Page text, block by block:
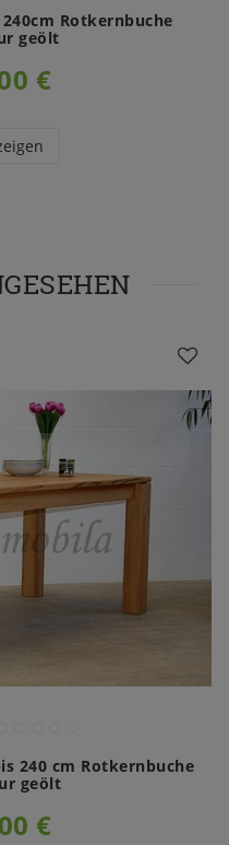
Rotkernbuche
geölt
€
240 cm Rotkernbuche
geölt
€